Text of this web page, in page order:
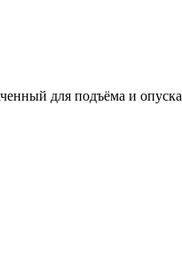
для подъёма и